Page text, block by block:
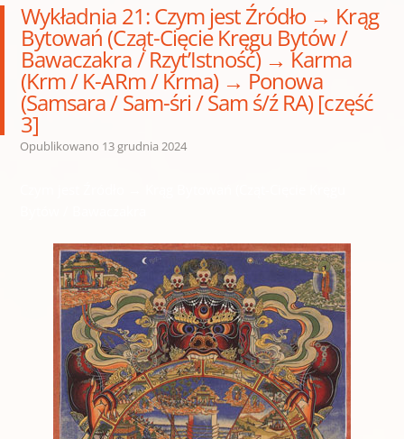
Wykładnia 21: Czym jest Źródło → Krąg
Bytowań (Cząt-Cięcie Kręgu Bytów /
Bawaczakra / Rzyt’Istność) → Karma
(Krm / K-ARm / Krma) → Ponowa
(Samsara / Sam-śri / Sam ś/ź RA) [część
3]
Opublikowano 13 grudnia 2024